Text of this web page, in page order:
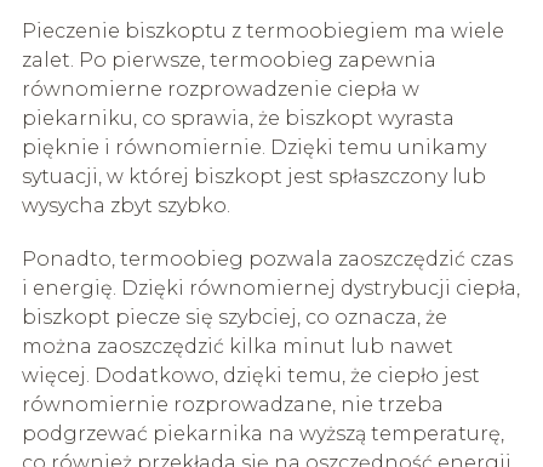
Pieczenie biszkoptu z termoobiegiem ma wiele
zalet. Po pierwsze, termoobieg zapewnia
równomierne rozprowadzenie ciepła w
piekarniku, co sprawia, że biszkopt wyrasta
pięknie i równomiernie. Dzięki temu unikamy
sytuacji, w której biszkopt jest spłaszczony lub
wysycha zbyt szybko.
Ponadto, termoobieg pozwala zaoszczędzić czas
i energię. Dzięki równomiernej dystrybucji ciepła,
biszkopt piecze się szybciej, co oznacza, że
można zaoszczędzić kilka minut lub nawet
więcej. Dodatkowo, dzięki temu, że ciepło jest
równomiernie rozprowadzane, nie trzeba
podgrzewać piekarnika na wyższą temperaturę,